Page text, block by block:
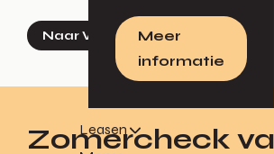
Meer
informatie
Leasen
Naar Volkswagen
Zomercheck